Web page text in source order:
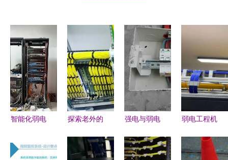
智能化弱电
布线核心要
探索老外的
艺 没有最
强电与弱电
现代电气系
弱电工程机
高标准施工